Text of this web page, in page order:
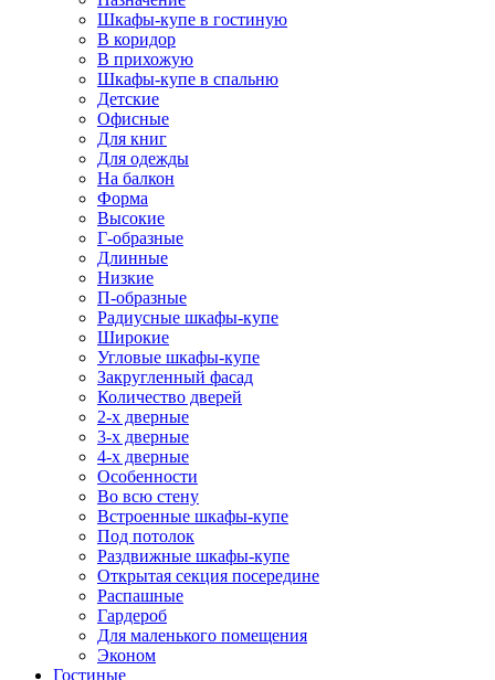
Шкафы-купе в гостиную
В коридор
В прихожую
Шкафы-купе в спальню
Детские
Офисные
Для книг
Для одежды
На балкон
Форма
Высокие
Г-образные
Длинные
Низкие
П-образные
Радиусные шкафы-купе
Широкие
Угловые шкафы-купе
Закругленный фасад
Количество дверей
2-х дверные
3-х дверные
4-х дверные
Особенности
Во всю стену
Встроенные шкафы-купе
Под потолок
Раздвижные шкафы-купе
Открытая секция посередине
Распашные
Гардероб
Для маленького помещения
Эконом
Гостиные